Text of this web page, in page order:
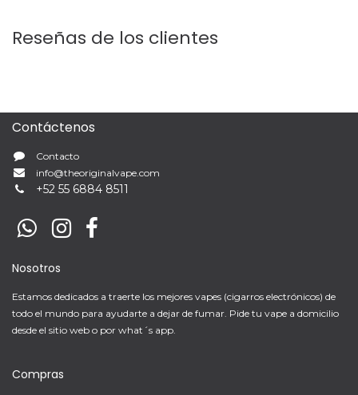
Reseñas de los clientes
Contáctenos
Contacto
info@theoriginalvape.com
+52 55 6884 8511
Nosotros
Estamos dedicados a traerte los mejores vapes (cigarros electrónicos) de
todo el mundo para ayudarte a dejar de fumar. Pide tu vape a domicilio
desde el sitio web o por what´s app.
Compras